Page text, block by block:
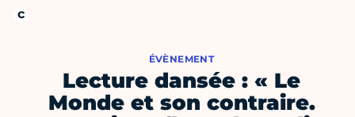
ÉVÈNEMENT
Lecture dansée : « Le
Monde et son contraire.